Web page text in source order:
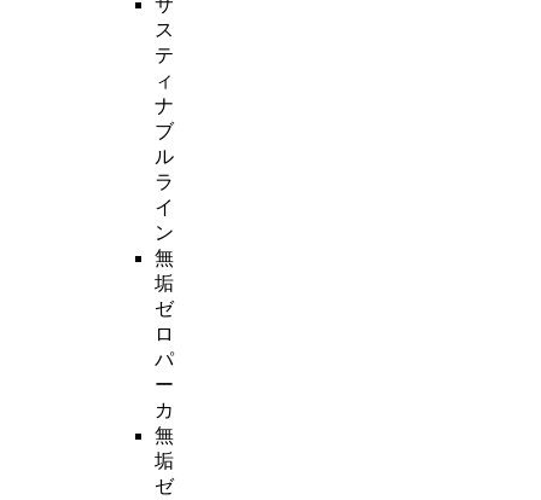
サ
ス
テ
ィ
ナ
ブ
ル
ラ
イ
ン
無
垢
ゼ
ロ
パ
ー
カ
無
垢
ゼ